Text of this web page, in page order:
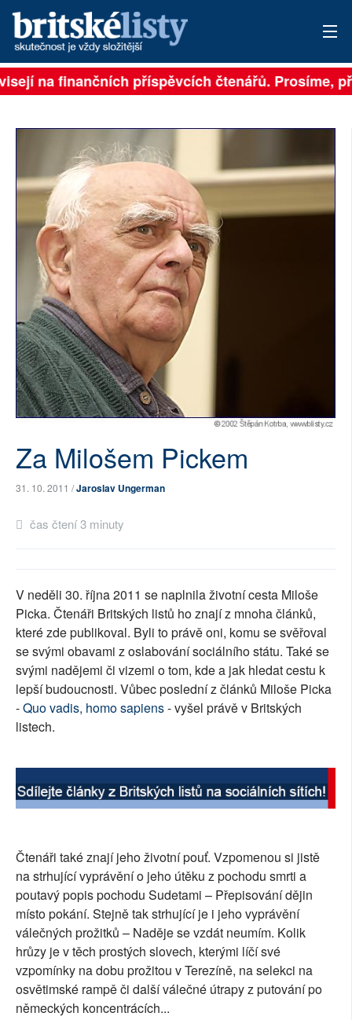
PŘIHLÁSIT
ROZHOVORY
TÉMATA
NEJČTENĚJŠÍ ZA 7 DNÍ
AUTOŘI
PŘÍSPĚVKY NA PROVOZ
SOCIÁLNÍ SÍTĚ
RUBRIKY
na finančních příspěvcích čtenářů. Prosíme,
Za Milošem Pickem
31. 10. 2011 /Jaroslav Ungerman
čas čtení 3 minuty
V neděli 30. října 2011 se naplnila životní cesta Miloše
Picka. Čtenáři Britských listů ho znají z mnoha článků,
které zde publikoval. Byli to právě oni, komu se svěřoval
se svými obavami z oslabování sociálního státu. Také se
svými nadějemi či vizemi o tom, kde a jak hledat cestu k
lepší budoucnosti. Vůbec poslední z článků Miloše Picka
-Quo vadis, homo sapiens- vyšel právě v Britských
listech.
Čtenáři také znají jeho životní pouť. Vzpomenou si jistě
na strhující vyprávění o jeho útěku z pochodu smrti a
poutavý popis pochodu Sudetami – Přepisování dějin
místo pokání. Stejně tak strhující je i jeho vyprávění
válečných prožitků – Naděje se vzdát neumím. Kolik
hrůzy je v těch prostých slovech, kterými líčí své
vzpomínky na dobu prožitou v Terezíně, na selekci na
osvětimské rampě či další válečné útrapy z putování po
německých koncentrácích...